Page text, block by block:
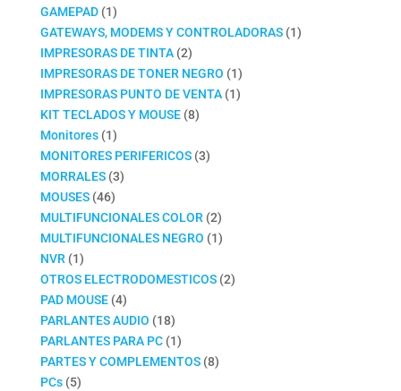
GAMEPAD 11
producto
GATEWAYS, MODEMS Y CONTROLADORAS 11
IMPRESORAS DE TINTA 22
productos
IMPRESORAS DE TONER NEGRO 11
producto
IMPRESORAS PUNTO DE VENTA 11
KIT TECLADOS Y MOUSE 88
Monitores 11
producto
MONITORES PERIFERICOS 33
MORRALES 33
MOUSES 4646
productos
MULTIFUNCIONALES COLOR 22
productos
MULTIFUNCIONALES NEGRO 11
NVR 11
producto
OTROS ELECTRODOMESTICOS 22
PAD MOUSE 44
productos
PARLANTES AUDIO 1818
productos
PARLANTES PARA PC 11
producto
PARTES Y COMPLEMENTOS 88
PCs 55